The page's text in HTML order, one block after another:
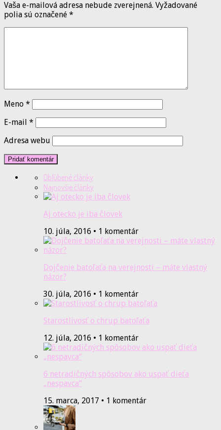
Vaša e-mailová adresa nebude zverejnená. Vyžadované
polia sú označené *
Meno *
E-mail *
Adresa webu
Obľúbené články
Najnovšie články
Aj otecko je iba človek
10. júla, 2016 • 1 komentár
Dojčenie batoľaťa na verejnosti – máte vlastný
názor?
30. júla, 2016 • 1 komentár
Starostlivosť o chrup batoľaťa
12. júla, 2016 • 1 komentár
6 netradičných spôsobov ako uspať dieťa
„nespavca“
15. marca, 2017 • 1 komentár